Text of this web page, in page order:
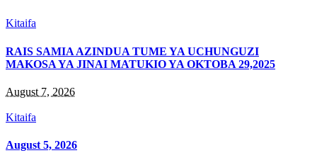
Kitaifa
RAIS SAMIA AZINDUA TUME YA UCHUNGUZI
MAKOSA YA JINAI MATUKIO YA OKTOBA 29,2025
August 7, 2026
Kitaifa
August 5, 2026